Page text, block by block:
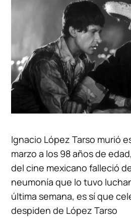
Ignacio López Tarso murió
marzo a los 98 años de
del cine mexicano falleció
neumonía que lo tuvo
última semana, es sí que
despiden de López Tarso